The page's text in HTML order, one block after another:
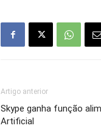
Artigo anterior
Skype ganha função
Artificial